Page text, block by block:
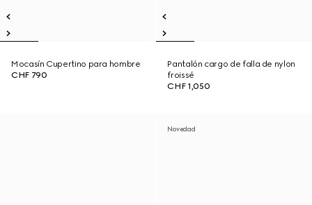
Mocasín Cupertino para hombre
CHF 790
Pantalón cargo de falla de nylon
froissé
CHF 1,050
Novedad